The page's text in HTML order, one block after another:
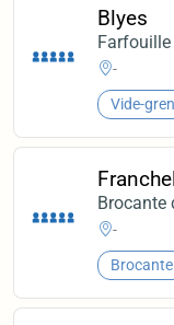
Blyes
Farfouille
-
Vide-
Brocante
-
Brocante